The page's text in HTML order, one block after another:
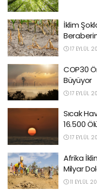
İklim
17 EYLÜL
COP30
Büyüyor
17 EYLÜL
Sıcak
16.500
17 EYLÜL
Afrika
Milyar
11 EYLÜL